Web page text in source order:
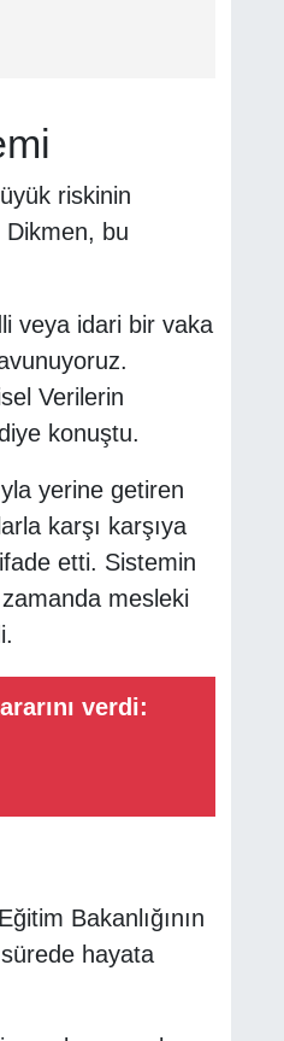
riskinin
bu
veya idari bir vaka
Verilerin
konuştu.
yerine getiren
karşı karşıya
etti. Sistemin
mesleki
verdi:
Bakanlığının
hayata